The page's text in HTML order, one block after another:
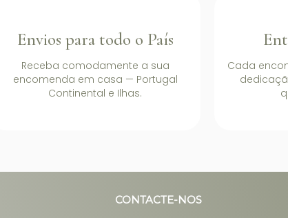
Envios para todo o País
Receba comodamente a sua
encomenda em casa — Portugal
Continental e Ilhas.
Cada
CONTACTE-NOS